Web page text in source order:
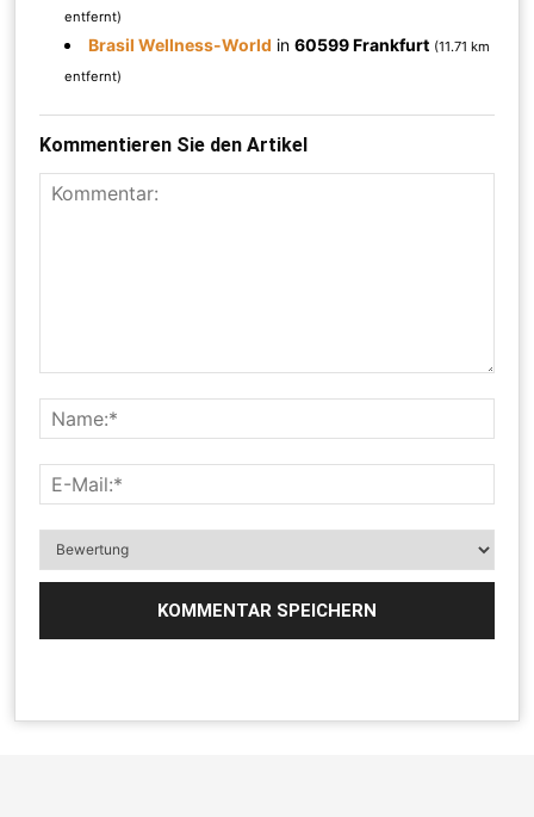
entfernt)
Brasil Wellness-World in60599 Frankfurt (11.71 km
entfernt)
Kommentieren Sie den Artikel